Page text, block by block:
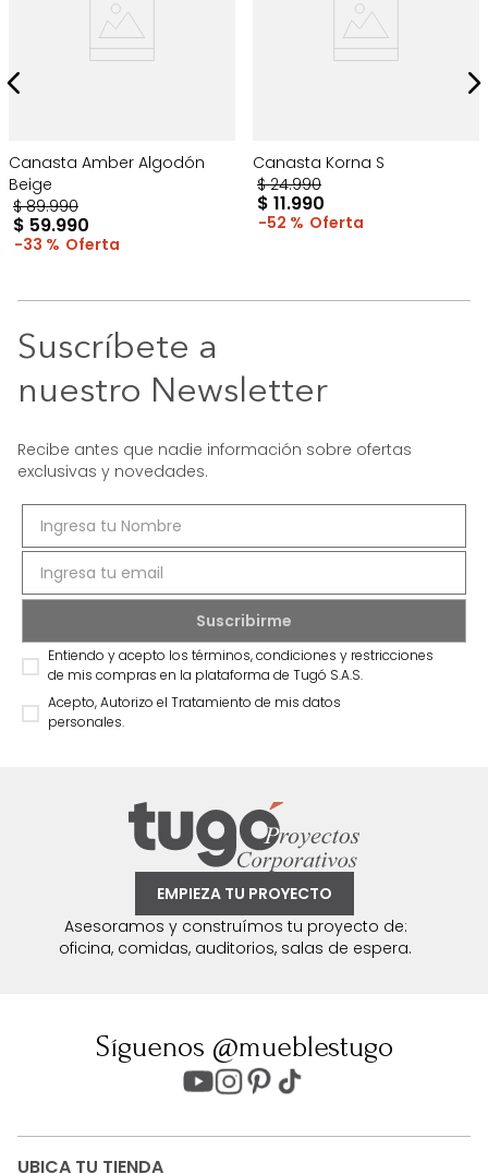
Canasta Amber Algodón
Beige
$ 89.990
$ 59.990
33 %
Canasta Korna S
$ 24.990
$ 11.990
52 %
Suscríbete a
nuestro Newsletter
Recibe antes que nadie información sobre ofertas
exclusivas y novedades.
Entiendo y acepto los términos, condiciones y restricciones
de mis compras en la plataforma de Tugó S.A.S.
Acepto, Autorizo el Tratamiento de mis datos
personales.
EMPIEZA TU PROYECTO
Asesoramos y construímos tu proyecto de:
oficina, comidas, auditorios, salas de espera.
Síguenos @mueblestugo
UBICA TU TIENDA